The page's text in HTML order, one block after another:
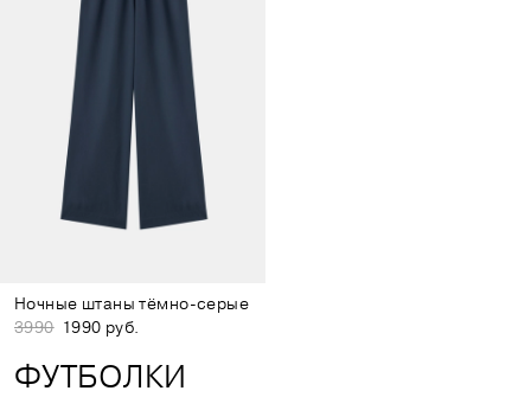
Ночные штаны тёмно-серые
3990 1990 руб.
ФУТБОЛКИ